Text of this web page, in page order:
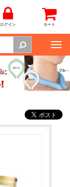
ログイン カート